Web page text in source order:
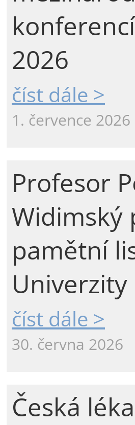
2026
číst dále >
1. července 2026
Profesor
Widimský
pamětní
Univerzity
číst dále >
30. června 2026
Česká